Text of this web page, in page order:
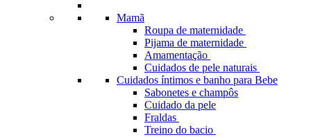
Mamã
Roupa de maternidade
Pijama de maternidade
Amamentação
Cuidados de pele naturais
Cuidados íntimos e banho para Bebe
Sabonetes e champôs
Cuidado da pele
Fraldas
Treino do bacio